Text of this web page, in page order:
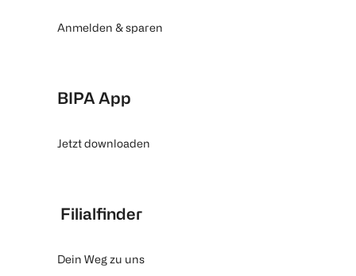
Anmelden & sparen
BIPA App
Jetzt downloaden
Filialfinder
Dein Weg zu uns